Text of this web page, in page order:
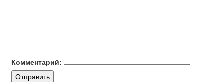
Комментарий:
Отправить